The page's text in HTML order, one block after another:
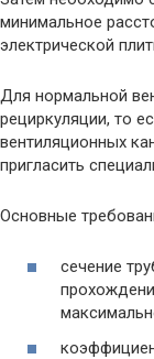
минимальное
электрической
Для нормальной
рециркуляции, то
вентиляционных
пригласить
Основные
сечение